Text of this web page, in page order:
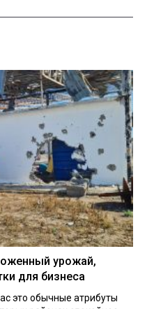
урожай,
для бизнеса
это обычные атрибуты